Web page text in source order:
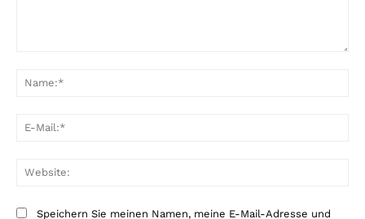
Speichern Sie meinen Namen, meine E-Mail-Adresse und